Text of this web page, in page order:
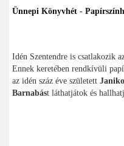
Ünnepi Könyvhét -
Idén Szentendre is csatlakozik
Ennek keretében rendkívüli
az idén száz éve született
Barnabást láthatjátok és